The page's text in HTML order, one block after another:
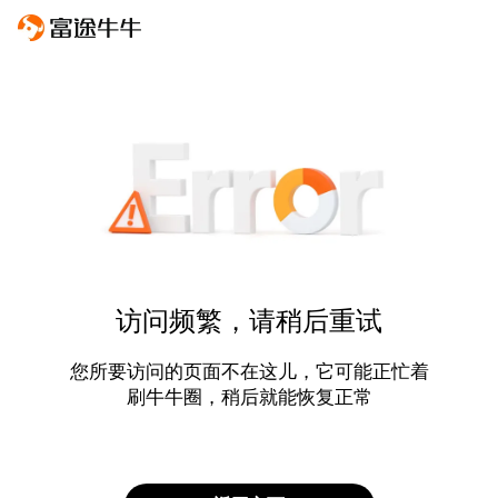
访问频繁，请稍后重试
您所要访问的页面不在这儿，它可能正忙着
刷牛牛圈，稍后就能恢复正常